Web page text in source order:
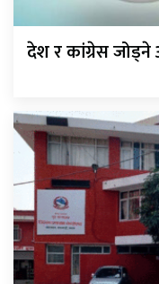
देश र कांग्रेस जोड्ने